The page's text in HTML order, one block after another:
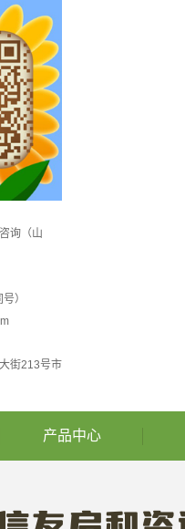
询（山
）
街213号市
产品中心